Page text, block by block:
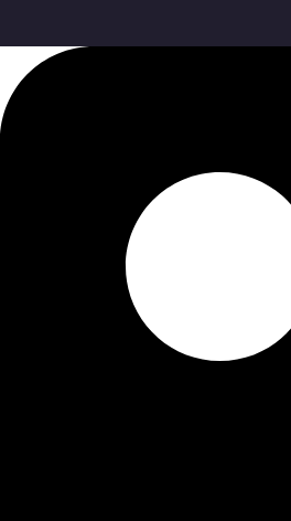
텐